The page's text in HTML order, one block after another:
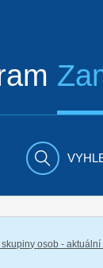
osob - aktuální